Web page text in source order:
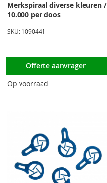
Merkspiraal diverse kleuren /
10.000 per doos
SKU: 1090441
Offerte aanvragen
Op voorraad